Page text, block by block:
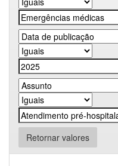
Retornar valores